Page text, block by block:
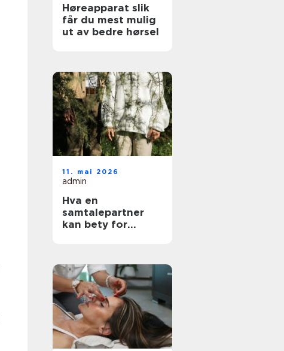
Høreapparat slik
får du mest mulig
ut av bedre hørsel
11. mai 2026
admin
Hva en
samtalepartner
kan bety for